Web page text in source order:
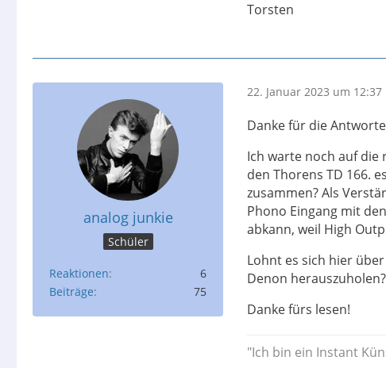
Torsten
analog junkie
Schüler
Reaktionen
6
Beiträge
75
22. Januar 2023 um 12:37
Danke für die
Ich warte noch auf die
den Thorens TD 166.
zusammen? Als
Phono Eingang mit
abkann, weil High
Lohnt es sich hier
Denon herauszuholen?
Danke fürs lesen!
"Ich bin ein Instant